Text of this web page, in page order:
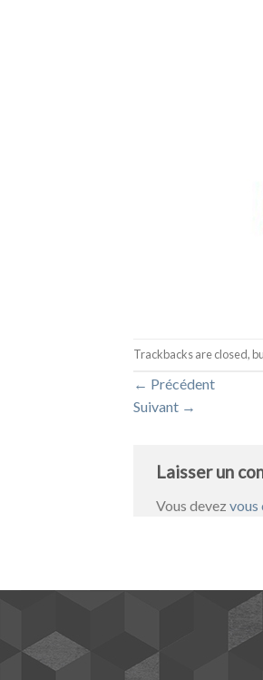
Trackbacks are closed,
← Précédent
Suivant →
Laisser un
Vous devez vous